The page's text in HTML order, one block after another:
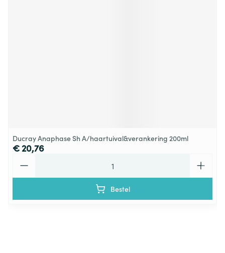
Ducray Anaphase Sh A/haartuival&verankering 200ml
€ 20,76
Bestel